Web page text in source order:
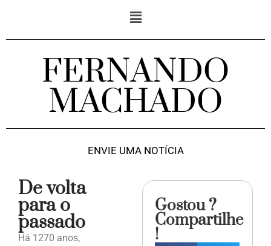
FERNANDO
MACHADO
ENVIE UMA NOTÍCIA
De volta
para o
passado
Há 1270 anos,
Gostou ?
Compartilhe
!